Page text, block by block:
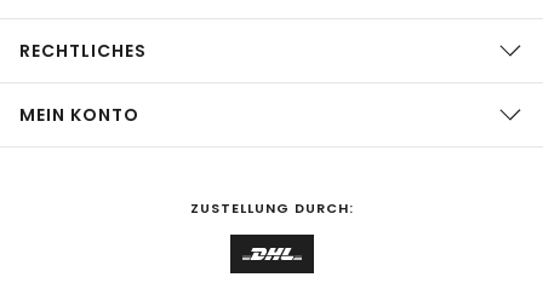
RECHTLICHES
MEIN KONTO
ZUSTELLUNG DURCH: